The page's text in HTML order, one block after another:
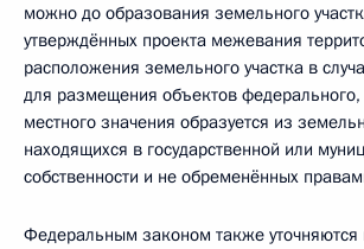
можно до образования земельного
утверждённых проекта межевания
расположения земельного участка в
для размещения объектов федерального,
местного значения образуется из
находящихся в государственной или
собственности и не обременённых
Федеральным законом также